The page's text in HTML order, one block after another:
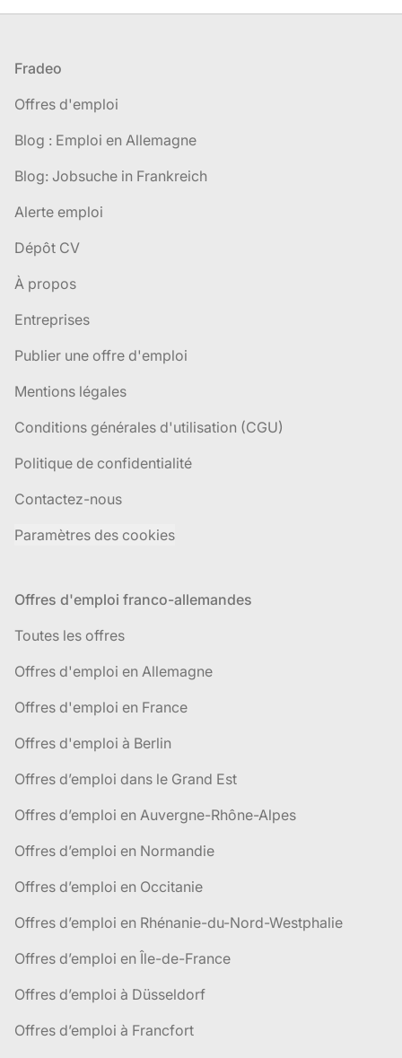
Pied de page
Fradeo
Offres d'emploi
Blog : Emploi en Allemagne
Blog: Jobsuche in Frankreich
Alerte emploi
Dépôt CV
À propos
Entreprises
Publier une offre d'emploi
Mentions légales
Conditions générales d'utilisation (CGU)
Politique de confidentialité
Contactez-nous
Paramètres des cookies
Offres d'emploi franco-allemandes
Toutes les offres
Offres d'emploi en Allemagne
Offres d'emploi en France
Offres d'emploi à Berlin
Offres d’emploi dans le Grand Est
Offres d’emploi en Auvergne-Rhône-Alpes
Offres d’emploi en Normandie
Offres d’emploi en Occitanie
Offres d’emploi en Rhénanie-du-Nord-Westphalie
Offres d’emploi en Île-de-France
Offres d’emploi à Düsseldorf
Offres d’emploi à Francfort